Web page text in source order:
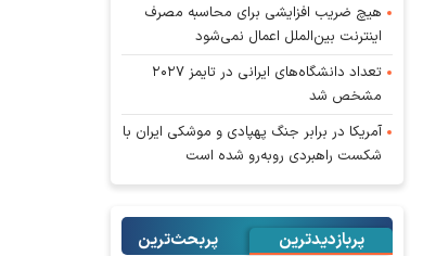
هیچ ضریب افزایشی برای محاسبه مصرف
اینترنت بین‌الملل اعمال نمی‌شود
تعداد دانشگاه‌های ایرانی در تایمز ۲۰۲۷
مشخص شد
آمریکا در برابر جنگ پهپادی و موشکی ایران با
شکست راهبردی روبه‌رو شده است
پربازدیدترین پربحث‌ترین‌